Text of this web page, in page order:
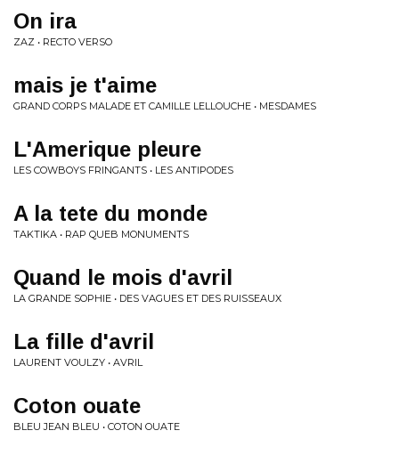
On ira
ZAZ • RECTO VERSO
mais je t'aime
GRAND CORPS MALADE ET CAMILLE LELLOUCHE • MESDAMES
L'Amerique pleure
LES COWBOYS FRINGANTS • LES ANTIPODES
A la tete du monde
TAKTIKA • RAP QUEB MONUMENTS
Quand le mois d'avril
LA GRANDE SOPHIE • DES VAGUES ET DES RUISSEAUX
La fille d'avril
LAURENT VOULZY • AVRIL
Coton ouate
BLEU JEAN BLEU • COTON OUATE